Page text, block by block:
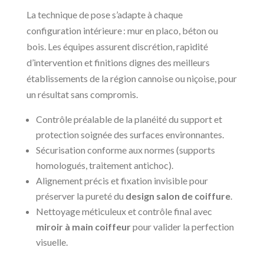
La technique de pose s’adapte à chaque
configuration intérieure : mur en placo, béton ou
bois. Les équipes assurent discrétion, rapidité
d’intervention et finitions dignes des meilleurs
établissements de la région cannoise ou niçoise, pour
un résultat sans compromis.
Contrôle préalable de la planéité du support et
protection soignée des surfaces environnantes.
Sécurisation conforme aux normes (supports
homologués, traitement antichoc).
Alignement précis et fixation invisible pour
préserver la pureté du design salon de coiffure.
Nettoyage méticuleux et contrôle final avec
miroir à main coiffeurpour valider la perfection
visuelle.